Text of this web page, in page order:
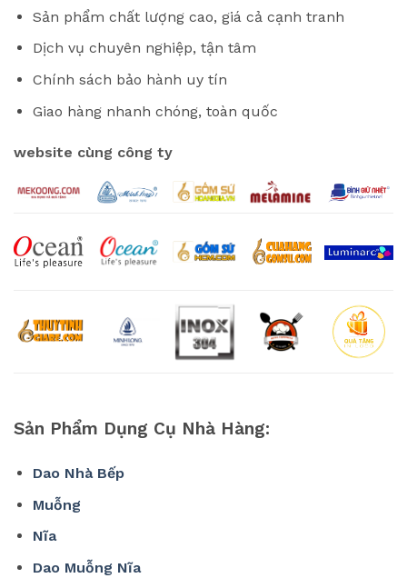
Sản phẩm chất lượng cao, giá cả cạnh tranh
Dịch vụ chuyên nghiệp, tận tâm
Chính sách bảo hành uy tín
Giao hàng nhanh chóng, toàn quốc
website cùng công ty
Sản Phẩm Dụng Cụ Nhà Hàng:
Dao Nhà Bếp
Muỗng
Nĩa
Dao Muỗng Nĩa